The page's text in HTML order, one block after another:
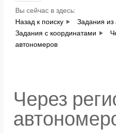
Вы сейчас в здесь:
Назад к поиску
Задания из
Задания с координатами
автономеров
Через